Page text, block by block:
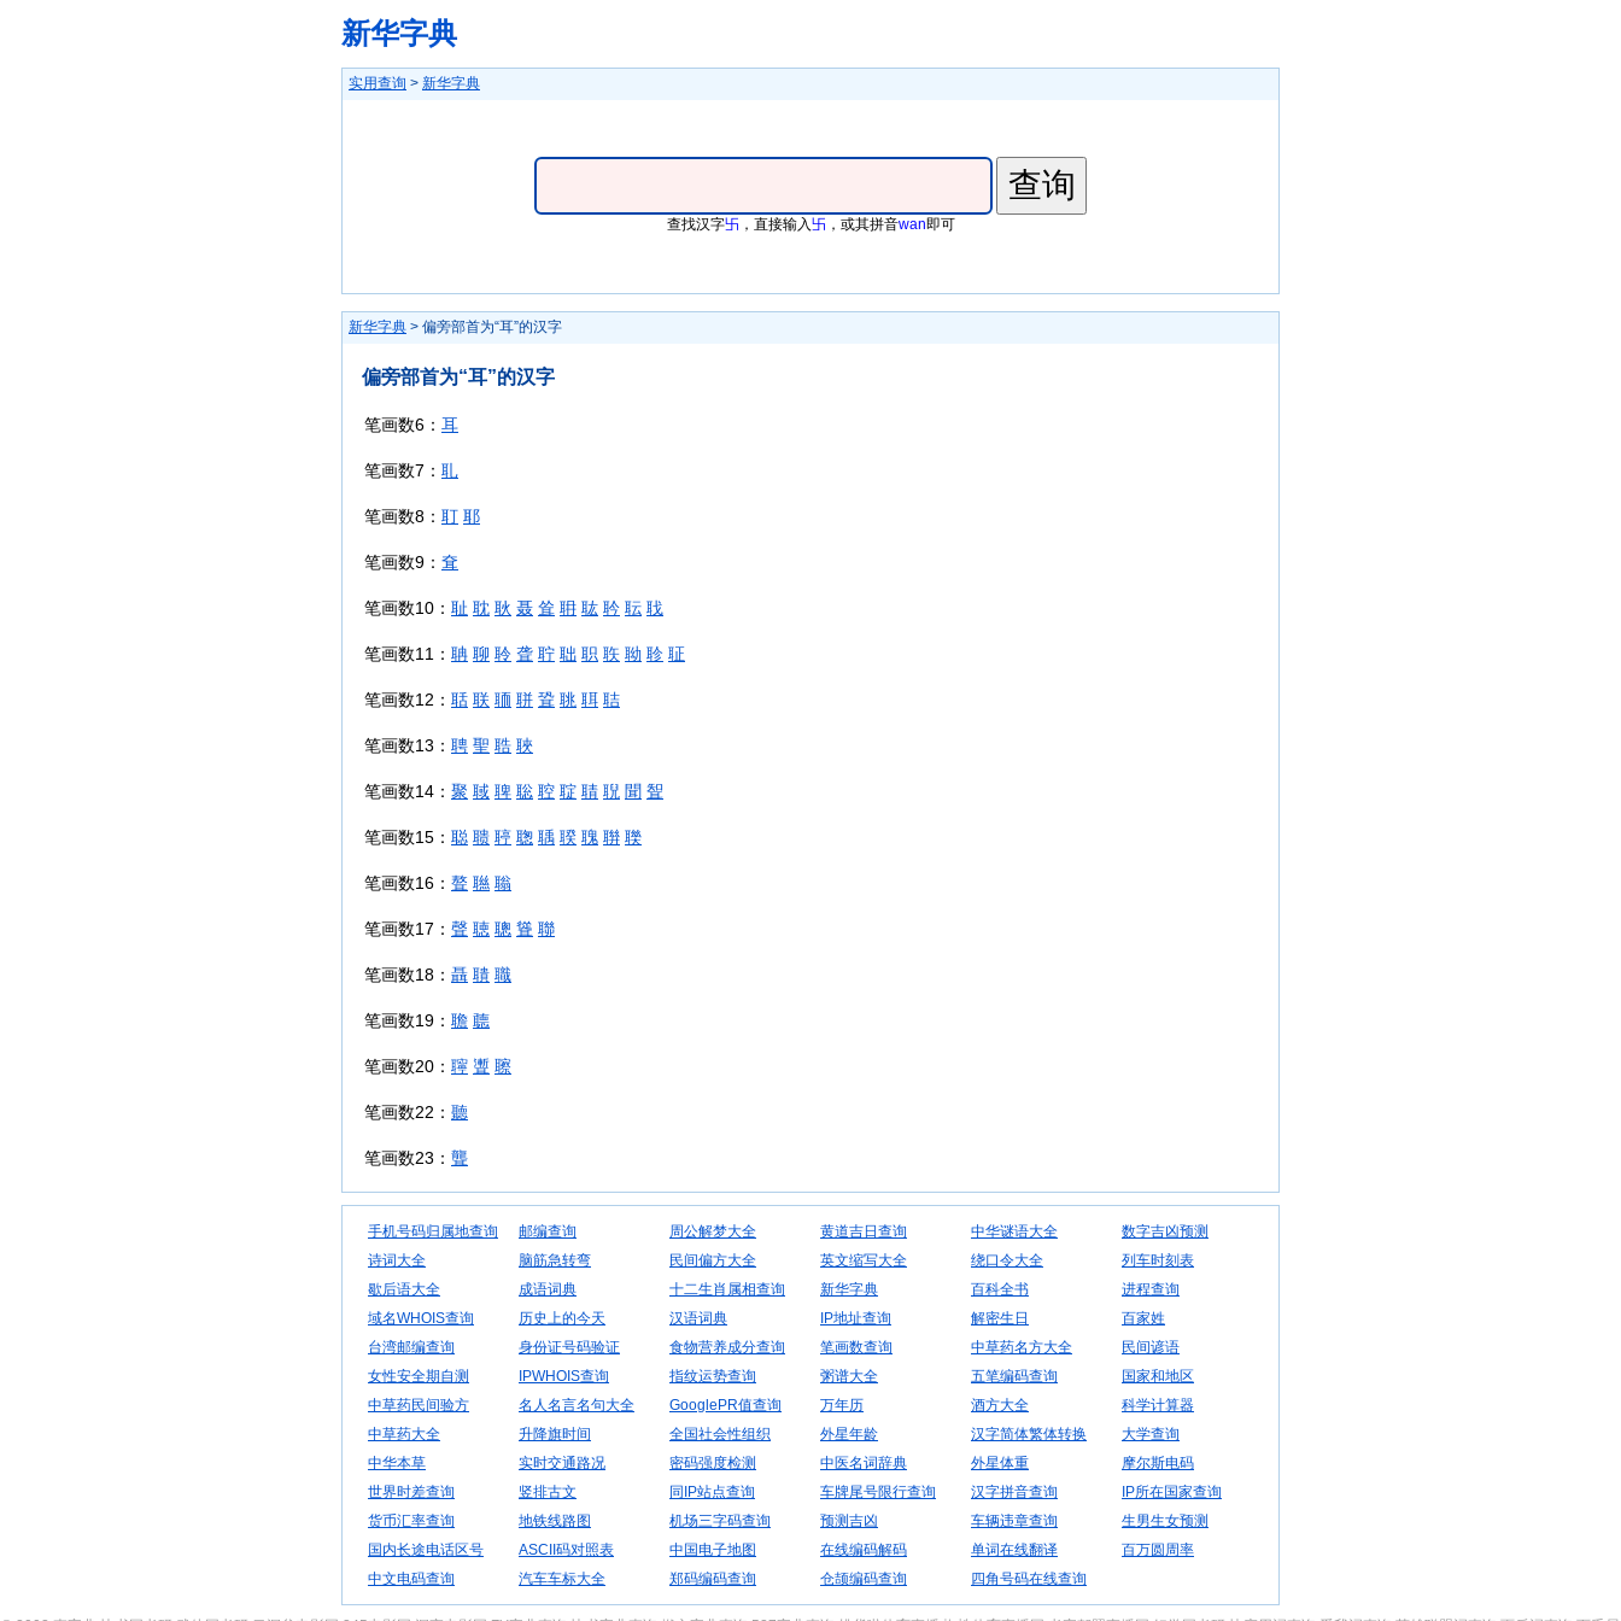
新华字典
实用查询 > 新华字典
查找汉字卐 ，直接输入卐 ，或其拼音wan即可
新华字典 > 偏旁部首为“耳”的汉字
偏旁部首为“耳”的汉字
笔画数6： 耳
笔画数7： 耴
笔画数8： 耵 耶
笔画数9： 耷
笔画数10： 耻 耽 耿 聂 耸 耼 耾 耹 耺 聀
笔画数11： 聃 聊 聆 聋 聍 聉 职 聅 聈 聄 聇
笔画数12： 聒 联 聏 聠 聓 聎 聑 聐
笔画数13： 聘 聖 聕 聗
笔画数14： 聚 聝 聛 聡 聜 聢 聙 聣 聞 聟
笔画数15： 聪 聩 聤 聦 聥 聧 聭 聨 聫
笔画数16： 聱 聮 聬
笔画数17： 聲 聴 聰 聳 聯
笔画数18： 聶 聵 職
笔画数19： 聸 聼
笔画数20： 聹 聻 聺
笔画数22： 聽
笔画数23： 聾
手机号码归属地查询 邮编查询 周公解梦大全 黄道吉日查询 中华谜语大全
数字吉凶预测
诗词大全
脑筋急转弯 民间偏方大全 英文缩写大全 绕口令大全
列车时刻表
歇后语大全
成语词典 十二生肖属相查询 新华字典 百科全书
进程查询
域名WHOIS查询
历史上的今天 汉语词典 IP地址查询 解密生日
百家姓
台湾邮编查询
身份证号码验证 食物营养成分查询 笔画数查询 中草药名方大全
民间谚语
女性安全期自测
IPWHOIS查询 指纹运势查询 粥谱大全 五笔编码查询
国家和地区
中草药民间验方
名人名言名句大全 GooglePR值查询 万年历 酒方大全
科学计算器
中草药大全
升降旗时间 全国社会性组织 外星年龄 汉字简体繁体转换
大学查询
中华本草
实时交通路况 密码强度检测 中医名词辞典 外星体重
摩尔斯电码
世界时差查询
竖排古文 同IP站点查询 车牌尾号限行查询 汉字拼音查询
IP所在国家查询
货币汇率查询
地铁线路图 机场三字码查询 预测吉凶 车辆违章查询
生男生女预测
国内长途电话区号
ASCII码对照表 中国电子地图 在线编码解码 单词在线翻译
百万圆周率
中文电码查询
汽车车标大全 郑码编码查询 仓颉编码查询 四角号码在线查询